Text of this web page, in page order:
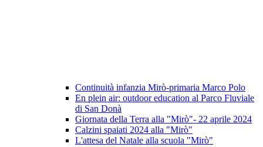
Continuità infanzia Mirò-primaria Marco Polo
En plein air: outdoor education al Parco Fluviale
di San Donà
Giornata della Terra alla "Mirò"- 22 aprile 2024
Calzini spaiati 2024 alla "Mirò"
L'attesa del Natale alla scuola "Mirò"